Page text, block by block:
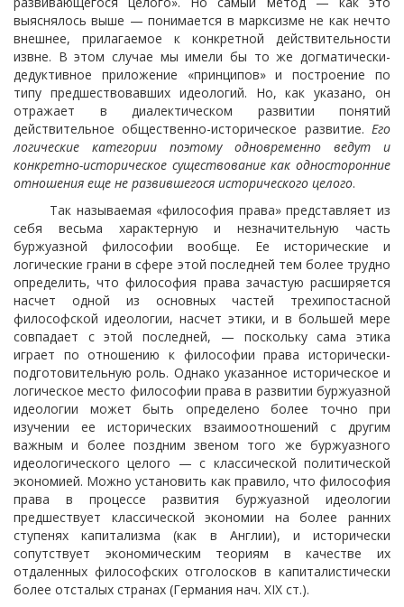
выяснялось выше — понимается в марксизме не как нечто
внешнее, прилагаемое к конкретной действительности
извне. В этом случае мы имели бы то же догматически-
дедуктивное приложение «принципов» и построение по
типу предшествовавших идеологий. Но, как указано, он
отражает в диалектическом развитии понятий
действительное общественно-историческое развитие. Его
логические категории поэтому одновременно ведут и
конкретно-историческое существование как односторонние
отношения еще не развившегося исторического целого.
Так называемая «философия права» представляет из
себя весьма характерную и незначительную часть
буржуазной философии вообще. Ее исторические и
логические грани в сфере этой последней тем более трудно
определить, что философия права зачастую расширяется
насчет одной из основных частей трехипостасной
философской идеологии, насчет этики, и в большей мере
совпадает с этой последней, — поскольку сама этика
играет по отношению к философии права исторически-
подготовительную роль. Однако указанное историческое и
логическое место философии права в развитии буржуазной
идеологии может быть определено более точно при
изучении ее исторических взаимоотношений с другим
важным и более поздним звеном того же буржуазного
идеологического целого — с классической политической
экономией. Можно установить как правило, что философия
права в процессе развития буржуазной идеологии
предшествует классической экономии на более ранних
ступенях капитализма (как в Англии), и исторически
сопутствует экономическим теориям в качестве их
отдаленных философских отголосков в капиталистически
более отсталых странах (Германия нач. XIX ст.).